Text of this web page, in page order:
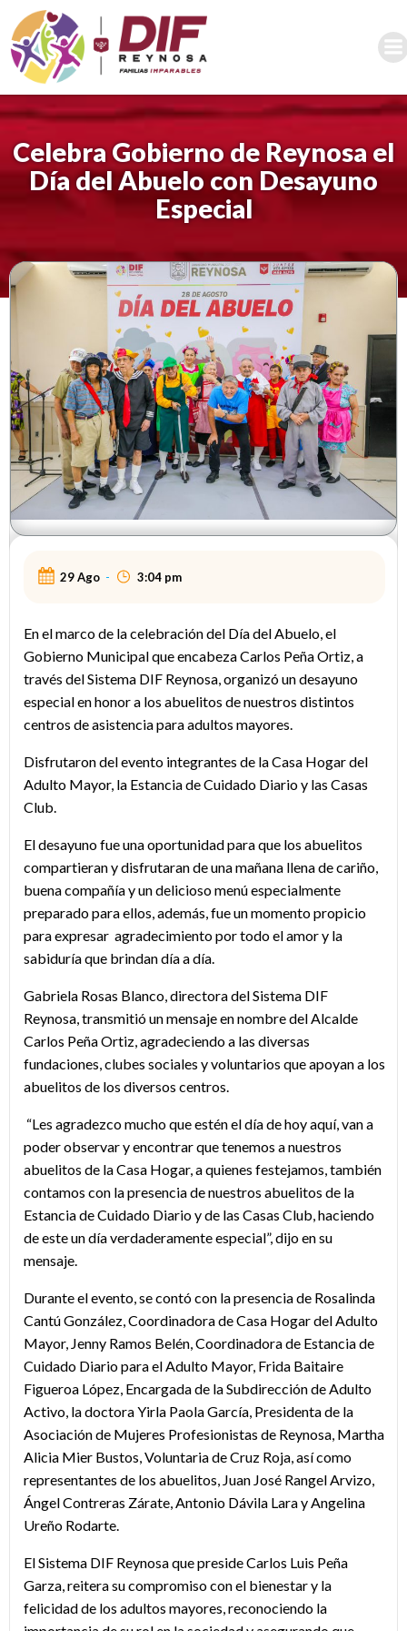
al
contenido
Celebra Gobierno de Reynosa el
Día del Abuelo con Desayuno
Especial
29 Ago - 3:04 pm
En el marco de la celebración del Día del Abuelo, el
Gobierno Municipal que encabeza Carlos Peña Ortiz, a
través del Sistema DIF Reynosa, organizó un desayuno
especial en honor a los abuelitos de nuestros distintos
centros de asistencia para adultos mayores.
Disfrutaron del evento integrantes de la Casa Hogar del
Adulto Mayor, la Estancia de Cuidado Diario y las Casas
Club.
El desayuno fue una oportunidad para que los abuelitos
compartieran y disfrutaran de una mañana llena de cariño,
buena compañía y un delicioso menú especialmente
preparado para ellos, además, fue un momento propicio
para expresar agradecimiento por todo el amor y la
sabiduría que brindan día a día.
Gabriela Rosas Blanco, directora del Sistema DIF
Reynosa, transmitió un mensaje en nombre del Alcalde
Carlos Peña Ortiz, agradeciendo a las diversas
fundaciones, clubes sociales y voluntarios que apoyan a los
abuelitos de los diversos centros.
“Les agradezco mucho que estén el día de hoy aquí, van a
poder observar y encontrar que tenemos a nuestros
abuelitos de la Casa Hogar, a quienes festejamos, también
contamos con la presencia de nuestros abuelitos de la
Estancia de Cuidado Diario y de las Casas Club, haciendo
de este un día verdaderamente especial”, dijo en su
mensaje.
Durante el evento, se contó con la presencia de Rosalinda
Cantú González, Coordinadora de Casa Hogar del Adulto
Mayor, Jenny Ramos Belén, Coordinadora de Estancia de
Cuidado Diario para el Adulto Mayor, Frida Baitaire
Figueroa López, Encargada de la Subdirección de Adulto
Activo, la doctora Yirla Paola García, Presidenta de la
Asociación de Mujeres Profesionistas de Reynosa, Martha
Alicia Mier Bustos, Voluntaria de Cruz Roja, así como
representantes de los abuelitos, Juan José Rangel Arvizo,
Ángel Contreras Zárate, Antonio Dávila Lara y Angelina
Ureño Rodarte.
El Sistema DIF Reynosa que preside Carlos Luis Peña
Garza, reitera su compromiso con el bienestar y la
felicidad de los adultos mayores, reconociendo la